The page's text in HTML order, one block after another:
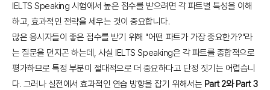
IELTS Speaking 시험에서 높은 점수를 받으려면 각 파트별 특성을 이해
하고, 효과적인 전략을 세우는 것이 중요합니다.
많은 응시자들이 좋은 점수를 받기 위해 "어떤 파트가 가장 중요한가?"라
는 질문을 던지곤 하는데, 사실 IELTS Speaking은 각 파트를 종합적으로
평가하므로 특정 부분이 절대적으로 더 중요하다고 단정 짓기는 어렵습니
다. 그러나 실전에서 효과적인 연습 방향을 잡기 위해서는 Part 2와 Part 3